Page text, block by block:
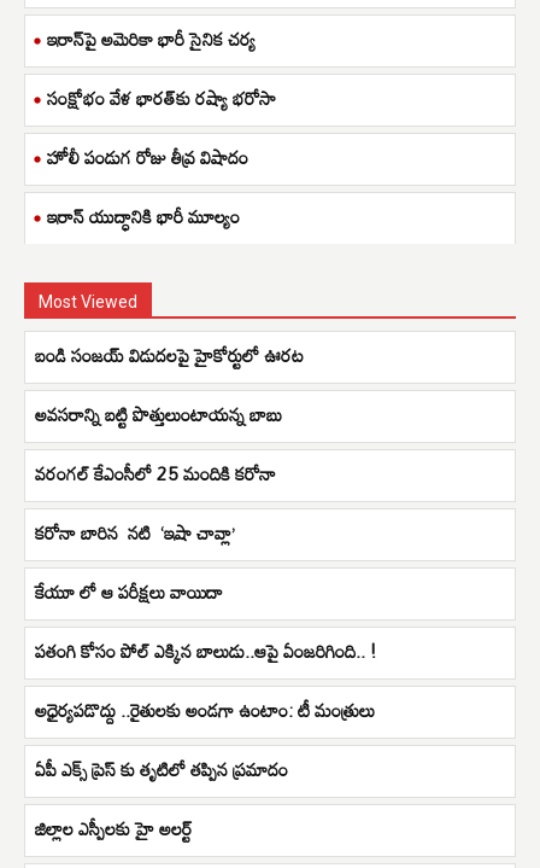
ఇరాన్‌పై అమెరికా భారీ సైనిక చర్య
సంక్షోభం వేళ భారత్‌కు రష్యా భరోసా
హోలీ పండుగ రోజు తీవ్ర విషాదం
ఇరాన్ యుద్ధానికి భారీ మూల్యం
Most Viewed
బండి సంజయ్ విడుదలపై హైకోర్టులో ఊరట
అవసరాన్ని బట్టి పొత్తులుంటాయన్న బాబు
వరంగల్ కేఎంసీలో 25 మందికి కరోనా
కరోనా బారిన నటి ‘ఇషా చావ్లా’
కేయూ లో ఆ పరీక్షలు వాయిదా
పతంగి కోసం పోల్ ఎక్కిన బాలుడు..ఆపై ఏంజరిగింది.. !
అధైర్యపడొద్దు ..రైతులకు అండగా ఉంటాం: టీ మంత్రులు
ఏపీ ఎక్స్ ప్రెస్ కు తృటిలో తప్పిన ప్రమాదం
జిల్లాల ఎస్పీలకు హై అలర్ట్